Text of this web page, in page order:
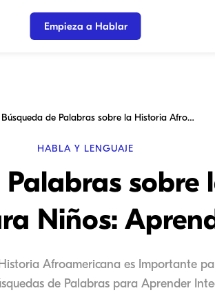
Empieza a Hablar
Búsqueda de Palabras sobre la Historia Afroamericana para Niños: Aprendizaje Divertido
HABLA Y LENGUAJE
sobre
Niños:
Afroamericana es Importante
de Palabras para Aprender